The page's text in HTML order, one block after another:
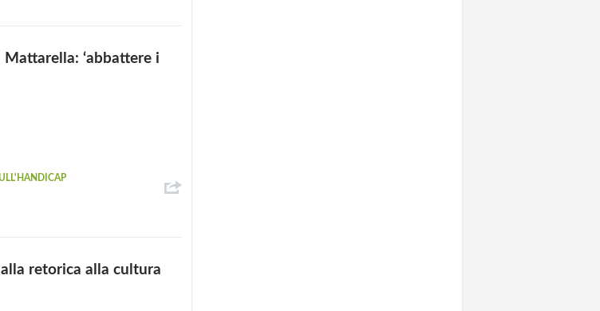
‘abbattere i
retorica alla cultura